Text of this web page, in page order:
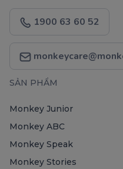
1900 63 60 52
SẢN PHẨM
Monkey Junior
Monkey ABC
Monkey Speak
Monkey Stories